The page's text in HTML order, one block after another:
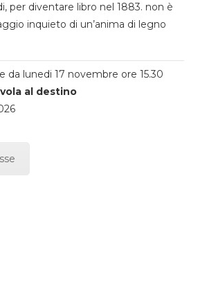
per diventare libro nel 1883. non è
inquieto di un’anima di legno
da lunedi 17 novembre ore 15.30
al destino